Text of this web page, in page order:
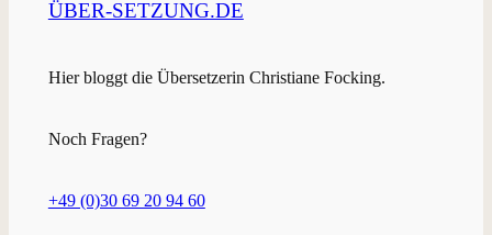
ÜBER-SETZUNG.DE
Hier bloggt die Übersetzerin Christiane Focking.
Noch Fragen?
+49 (0)30 69 20 94 60